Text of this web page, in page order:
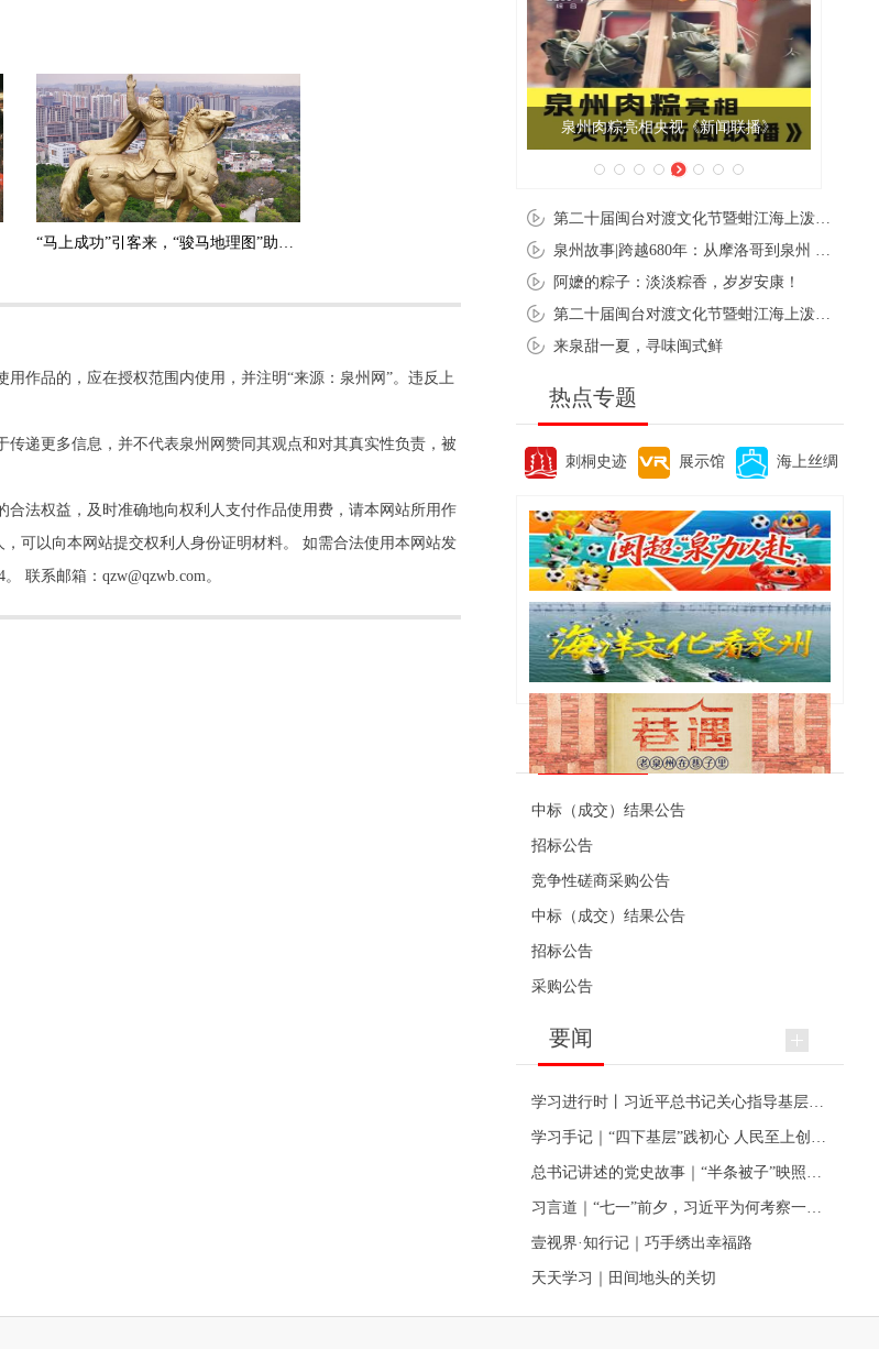
“马上成功”引客来，“骏马地理图”助您——刺桐寻马
作品的，应在授权范围内使用，并注明“来源：泉州网”。违反上
递更多信息，并不代表泉州网赞同其观点和对其真实性负责，被
法权益，及时准确地向权利人支付作品使用费，请本网站所用作
可以向本网站提交权利人身份证明材料。 如需合法使用本网站发
联系邮箱：qzw@qzwb.com。
泉州肉粽亮相央视《新闻联播》
阿嬷的粽子：淡淡粽香，岁岁安康！
来泉甜一夏，寻味闽式鲜
热点专题
刺桐史迹 展示馆 海上丝绸
便民资讯
中标（成交）结果公告
招标公告
竞争性磋商采购公告
中标（成交）结果公告
招标公告
采购公告
要闻
壹视界·知行记｜巧手绣出幸福路
天天学习｜田间地头的关切